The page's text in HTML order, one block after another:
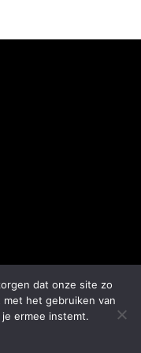
dat onze site zo
met het gebruiken van
ermee instemt.